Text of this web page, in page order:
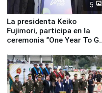
5
La presidenta Keiko
Fujimori, participa en la
ceremonia “One Year To